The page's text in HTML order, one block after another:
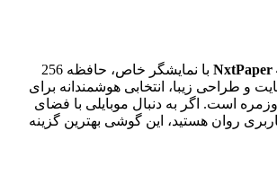
با نمایشگر خاص، حافظه 256
رم 8 گیگابایت و طراحی زیبا، انتخابی هوشمندانه برای
است. اگر به دنبال موبایلی با فضای
روان هستید، این گوشی بهترین گزینه